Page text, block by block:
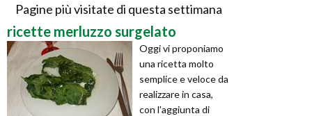
Pagine più visitate di questa settimana
ricette merluzzo surgelato
Oggi vi proponiamo
una ricetta molto
semplice e veloce da
realizzare in casa,
con l'aggiunta di